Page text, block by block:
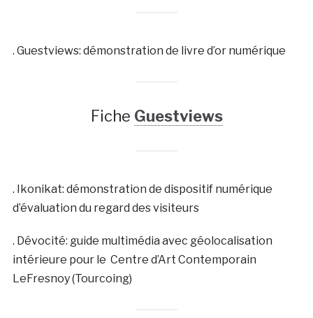
. Guestviews: démonstration de livre d’or numérique
Fiche Guestviews
. Ikonikat: démonstration de dispositif numérique
d’évaluation du regard des visiteurs
. Dévocité: guide multimédia avec géolocalisation
intérieure pour le Centre d’Art Contemporain
LeFresnoy (Tourcoing)